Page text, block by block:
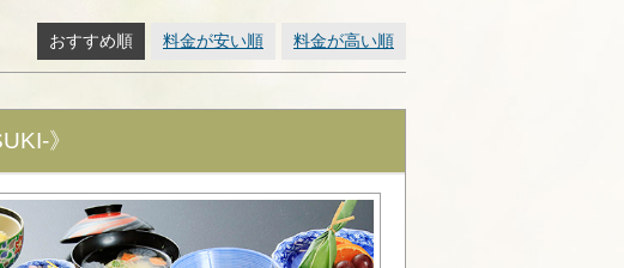
おすすめ順 料金が安い順 料金が高い順
》